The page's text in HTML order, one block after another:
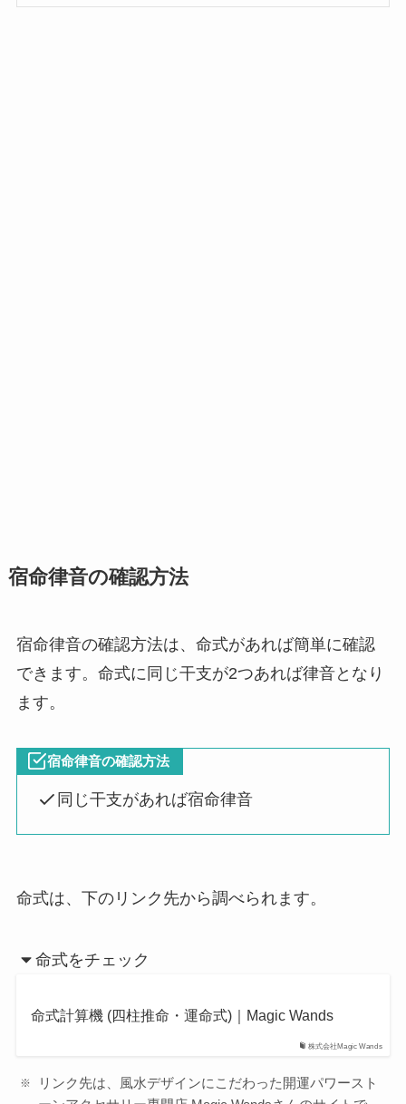
宿命律音の確認方法
宿命律音の確認方法は、命式があれば簡単に確認
できます。命式に 同じ干支が2つあれば律音となり
ます。
宿命律音の確認方法
同じ干支があれば宿命律音
命式は、下のリンク先から調べられます。
命式をチェック
株式会社Magic Wands
命式計算機 (四柱推命・運命式)｜Magic Wands
リンク先は、風水デザインにこだわった開運パワースト